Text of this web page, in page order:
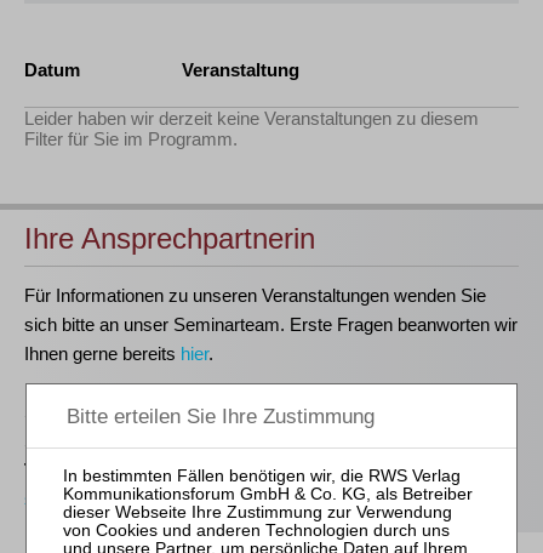
Datum Veranstaltung
Leider haben wir derzeit keine Veranstaltungen zu diesem
Filter für Sie im Programm.
Ihre Ansprechpartnerin
Für Informationen zu unseren Veranstaltungen wenden Sie
sich bitte an unser Seminarteam. Erste Fragen beanworten wir
Ihnen gerne bereits hier.
Stefanie Döhler
T
(0221)-400 88-15
seminar@rws-verlag.de